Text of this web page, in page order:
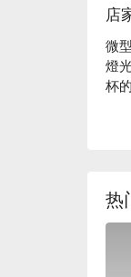
店
微
燈
杯
🤩
人
热